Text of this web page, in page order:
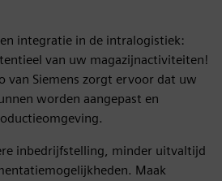
integratie in de intralogistiek:
van uw magazijnactiviteiten!
van Siemens zorgt ervoor dat uw
worden aangepast en
inbedrijfstelling, minder uitvaltijd
Maak